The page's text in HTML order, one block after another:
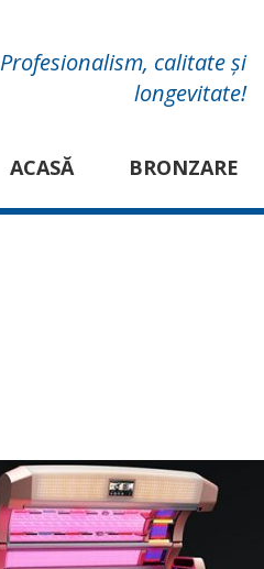
Profesionalism, calitate și
longevitate!
ACASĂ BRONZARE